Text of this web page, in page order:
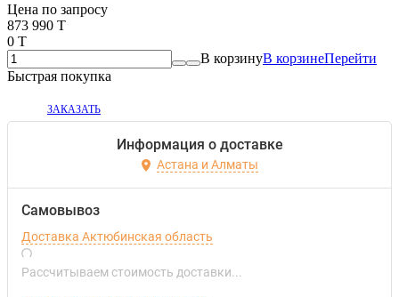
Цена по запросу
873 990 T
0 T
В корзинуВ корзинеПерейти
Быстрая покупка
ЗАКАЗАТЬ
Информация о доставке
Астана и Алматы
Самовывоз
Доставка Актюбинская область
Рассчитываем стоимость доставки...